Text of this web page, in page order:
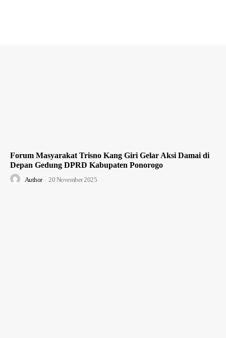
Forum Masyarakat Trisno Kang Giri Gelar Aksi Damai di
Depan Gedung DPRD Kabupaten Ponorogo
Author - 20 November 2025